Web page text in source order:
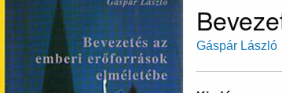
Gáspár László